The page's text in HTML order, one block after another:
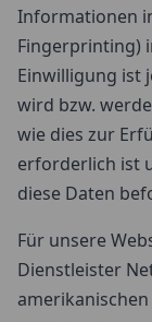
Informationen
Fingerprinting)
Einwilligung ist
wird bzw.
wie dies zur
erforderlich ist
diese Daten
Für unsere
Dienstleister